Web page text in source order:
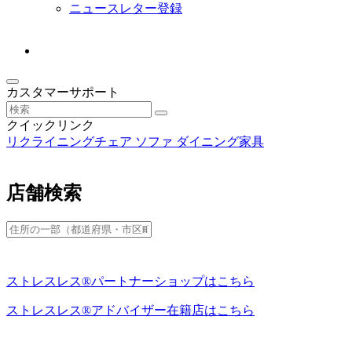
ニュースレター登録
カスタマーサポート
クイックリンク
リクライニングチェア ソファ ダイニング家具
店舗検索
ストレスレス®パートナーショップはこちら
ストレスレス®アドバイザー在籍店はこちら